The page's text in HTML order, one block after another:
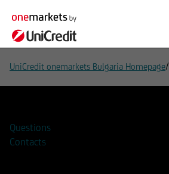
UniCredit onemarkets Bulgaria Homepage/
Questions
Contacts